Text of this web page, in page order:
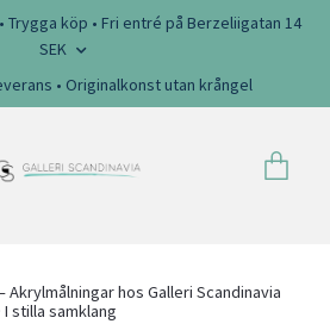
Trygga köp • Fri entré på Berzeliigatan 14
SEK
• Originalkonst utan krångel
Akrylmålningar hos Galleri Scandinavia
I stilla samklang